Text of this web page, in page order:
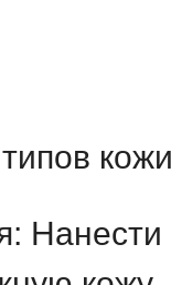
Нанести